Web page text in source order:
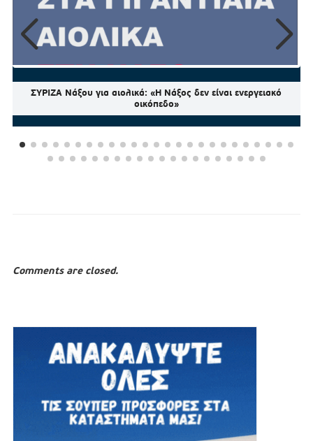
ΣΥΡΙΖΑ Νάξου για αιολικά: «Η Νάξος δεν είναι ενεργειακό
οικόπεδο»
Comments are closed.